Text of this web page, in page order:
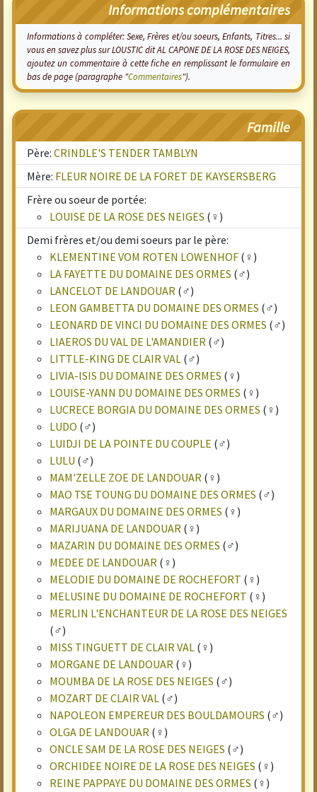
Informations complémentaires
Informations à compléter: Sexe, Frères et/ou soeurs, Enfants, Titres... si
vous en savez plus sur LOUSTIC dit AL CAPONE DE LA ROSE DES NEIGES,
ajoutez un commentaire à cette fiche en remplissant le formulaire en
bas de page (paragraphe "Commentaires").
Famille
Père: CRINDLE'S TENDER TAMBLYN
Mère: FLEUR NOIRE DE LA FORET DE KAYSERSBERG
Frère ou soeur de portée:
LOUISE DE LA ROSE DES NEIGES (♀)
Demi frères et/ou demi soeurs par le père:
KLEMENTINE VOM ROTEN LOWENHOF (♀)
LA FAYETTE DU DOMAINE DES ORMES (♂)
LANCELOT DE LANDOUAR (♂)
LEON GAMBETTA DU DOMAINE DES ORMES (♂)
LEONARD DE VINCI DU DOMAINE DES ORMES (♂)
LIAEROS DU VAL DE L'AMANDIER (♂)
LITTLE-KING DE CLAIR VAL (♂)
LIVIA-ISIS DU DOMAINE DES ORMES (♀)
LOUISE-YANN DU DOMAINE DES ORMES (♀)
LUCRECE BORGIA DU DOMAINE DES ORMES (♀)
LUDO (♂)
LUIDJI DE LA POINTE DU COUPLE (♂)
LULU (♂)
MAM'ZELLE ZOE DE LANDOUAR (♀)
MAO TSE TOUNG DU DOMAINE DES ORMES (♂)
MARGAUX DU DOMAINE DES ORMES (♀)
MARIJUANA DE LANDOUAR (♀)
MAZARIN DU DOMAINE DES ORMES (♂)
MEDEE DE LANDOUAR (♀)
MELODIE DU DOMAINE DE ROCHEFORT (♀)
MELUSINE DU DOMAINE DE ROCHEFORT (♀)
MERLIN L'ENCHANTEUR DE LA ROSE DES NEIGES
(♂)
MISS TINGUETT DE CLAIR VAL (♀)
MORGANE DE LANDOUAR (♀)
MOUMBA DE LA ROSE DES NEIGES (♂)
MOZART DE CLAIR VAL (♂)
NAPOLEON EMPEREUR DES BOULDAMOURS (♂)
OLGA DE LANDOUAR (♀)
ONCLE SAM DE LA ROSE DES NEIGES (♂)
ORCHIDEE NOIRE DE LA ROSE DES NEIGES (♀)
REINE PAPPAYE DU DOMAINE DES ORMES (♀)